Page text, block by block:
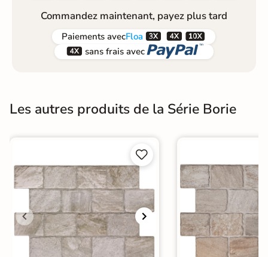
Commandez maintenant, payez plus tard
Paiements avecFloa  
 sans frais avec 
Les autres produits de la Série Borie

